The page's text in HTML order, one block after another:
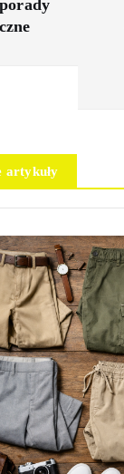
artykuły